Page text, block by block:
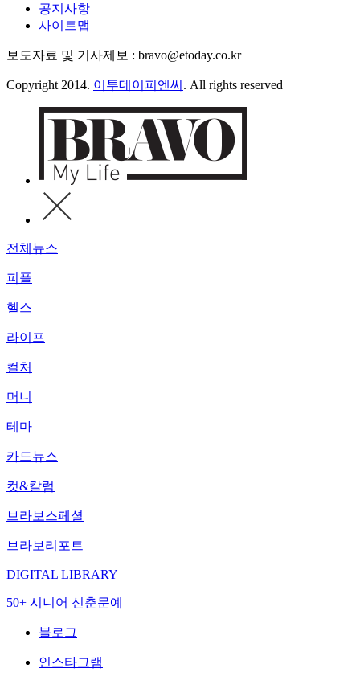
공지사항
사이트맵
보도자료 및 기사제보 : bravo@etoday.co.kr
Copyright 2014. 이투데이피엔씨 . All rights reserved
전체뉴스
피플
헬스
라이프
컬처
머니
테마
카드뉴스
컷&칼럼
브라보스페셜
브라보리포트
DIGITAL LIBRARY
50+ 시니어 신춘문예
블로그
인스타그램